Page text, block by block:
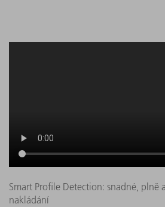
Smart Profile Detection: snadné, plně
nakládání